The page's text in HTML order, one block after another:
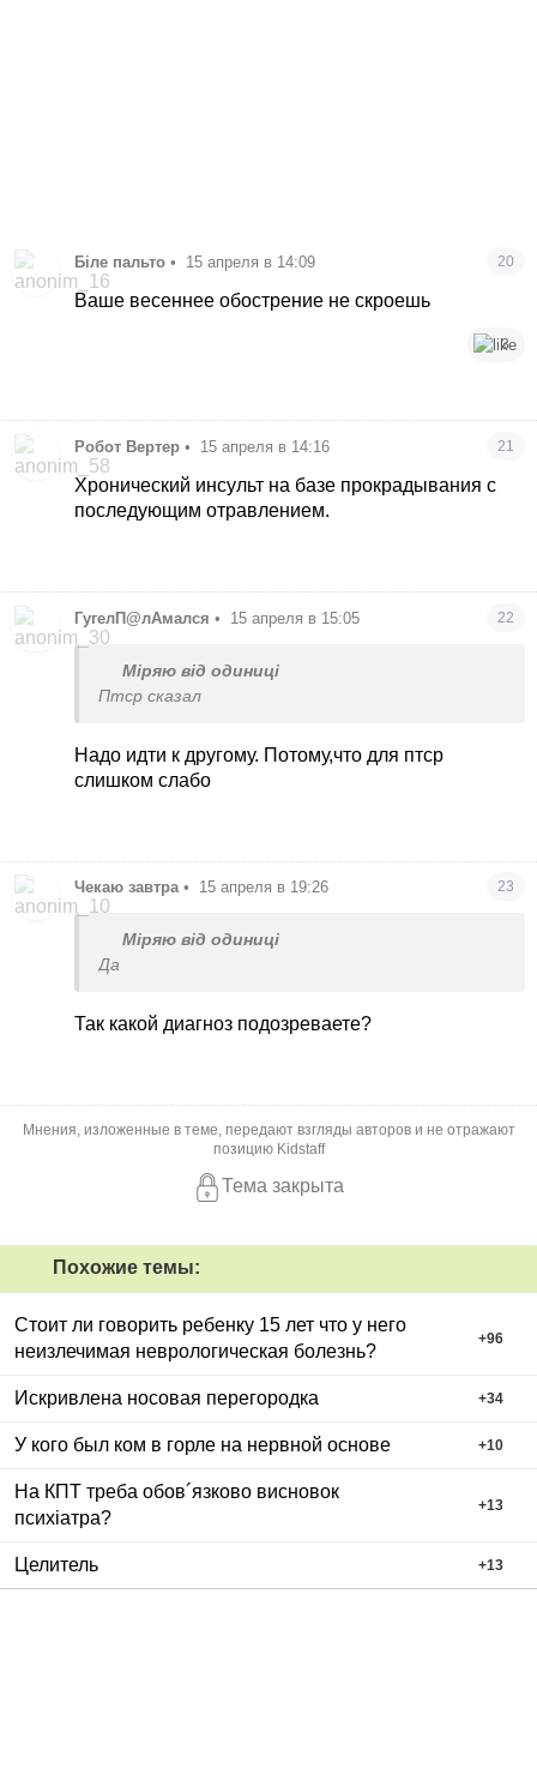
Біле пальто • 15 апреля в 14:09 20
Ваше весеннее обострение не скроешь
3
Робот Вертер • 15 апреля в 14:16 21
Хронический инсульт на базе прокрадывания с
последующим отравлением.
ГугелП@лАмался • 15 апреля в 15:05 22
Міряю від одиниці
Птср сказал
Надо идти к другому. Потому,что для птср
слишком слабо
Чекаю завтра • 15 апреля в 19:26 23
Міряю від одиниці
Да
Так какой диагноз подозреваете?
Мнения, изложенные в теме, передают взгляды авторов и не отражают
позицию Kidstaff
Тема закрыта
Похожие темы:
Стоит ли говорить ребенку 15 лет что у него
неизлечимая неврологическая болезнь?
+96
Искривлена носовая перегородка +34
У кого был ком в горле на нервной основе +10
На КПТ треба обов´язково висновок
психіатра?
+13
Целитель +13